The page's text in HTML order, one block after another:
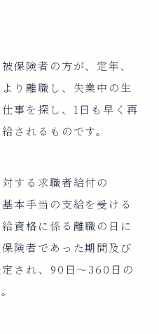
保険者の方が、定年、
り離職し、失業中の生
事を探し、1日も早く再
されるものです。
する求職者給付の
基本手当の支給を受ける
資格に係る離職の日に
険者であった期間及び
され、90日～360日の